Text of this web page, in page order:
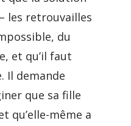
les retrouvailles
du
et qu’il faut
Il demande
que sa fille
qu’elle-même a